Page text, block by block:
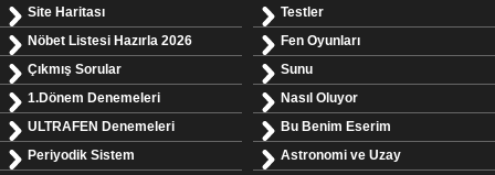
Site Haritası
Nöbet Listesi Hazırla 2026
Çıkmış Sorular
1.Dönem Denemeleri
ULTRAFEN Denemeleri
Periyodik Sistem
Testler
Fen Oyunları
Sunu
Nasıl Oluyor
Bu Benim Eserim
Astronomi ve Uzay